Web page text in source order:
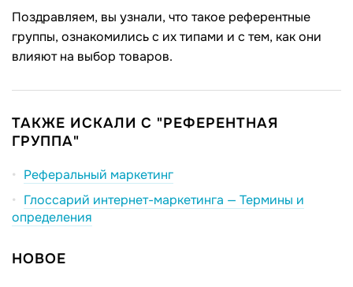
Поздравляем, вы узнали, что такое референтные
группы, ознакомились с их типами и с тем, как они
влияют на выбор товаров.
ТАКЖЕ ИСКАЛИ С "РЕФЕРЕНТНАЯ
ГРУППА"
Реферальный маркетинг
Глоссарий интернет-маркетинга — Термины и
определения
НОВОЕ